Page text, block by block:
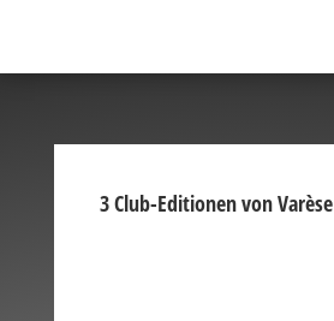
3 Club-Editionen von Varèse